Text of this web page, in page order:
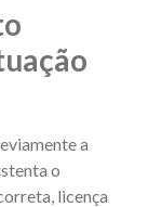
a
o
licença